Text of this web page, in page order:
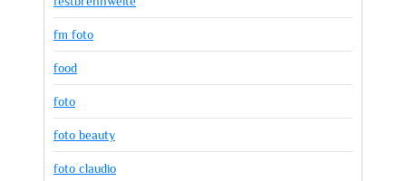
fm foto
food
foto
foto beauty
foto claudio